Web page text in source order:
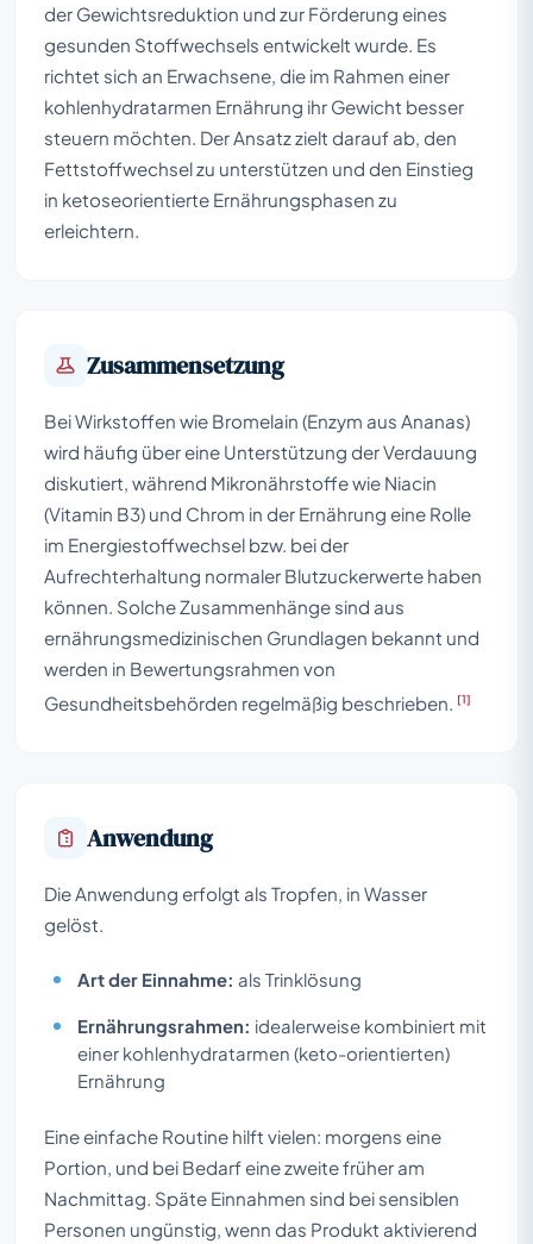
der Gewichtsreduktion und zur Förderung eines
gesunden Stoffwechsels entwickelt wurde. Es
richtet sich an Erwachsene, die im Rahmen einer
kohlenhydratarmen Ernährung ihr Gewicht besser
steuern möchten. Der Ansatz zielt darauf ab, den
Fettstoffwechsel zu unterstützen und den Einstieg
in ketoseorientierte Ernährungsphasen zu
erleichtern.
Zusammensetzung
Bei Wirkstoffen wie Bromelain (Enzym aus Ananas)
wird häufig über eine Unterstützung der Verdauung
diskutiert, während Mikronährstoffe wie Niacin
(Vitamin B3) und Chrom in der Ernährung eine Rolle
im Energiestoffwechsel bzw. bei der
Aufrechterhaltung normaler Blutzuckerwerte haben
können. Solche Zusammenhänge sind aus
ernährungsmedizinischen Grundlagen bekannt und
werden in Bewertungsrahmen von
Gesundheitsbehörden regelmäßig beschrieben.
[1]
Anwendung
Die Anwendung erfolgt als Tropfen, in Wasser
gelöst.
Art der Einnahme: als Trinklösung
Ernährungsrahmen: idealerweise kombiniert mit
einer kohlenhydratarmen (keto-orientierten)
Ernährung
Eine einfache Routine hilft vielen: morgens eine
Portion, und bei Bedarf eine zweite früher am
Nachmittag. Späte Einnahmen sind bei sensiblen
Personen ungünstig, wenn das Produkt aktivierend